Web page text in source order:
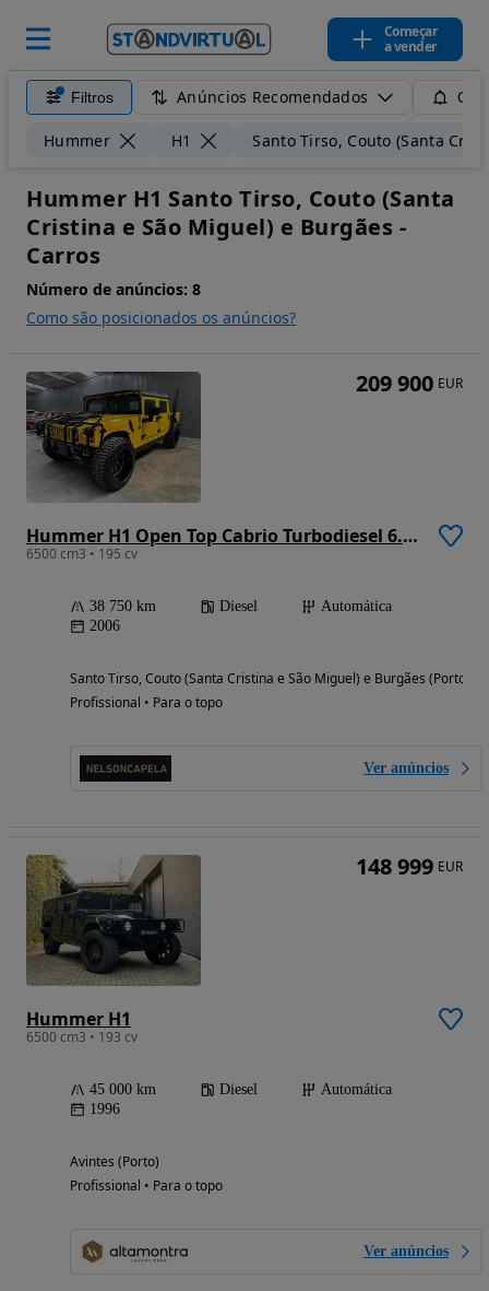
Começar
a vender
Filtros Anúncios Recomendados
Hummer H1 Santo Tirso, Couto (Santa
Hummer H1 Santo Tirso, Couto (Santa
Cristina e São Miguel) e Burgães -
Carros
Número de anúncios: 8
Como são posicionados os anúncios?
Hummer H1 Open Top Cabrio Turbodiesel 6.5 V8 Custom
6500 cm3 • 195 cv
38 750 km Diesel
Automática
2006
Santo Tirso, Couto (Santa Cristina e São Miguel) e Burgães (Porto)
Profissional • Para o topo
Ver anúncios
209 900 EUR
Hummer H1
6500 cm3 • 193 cv
45 000 km Diesel
Automática
1996
Avintes (Porto)
Profissional • Para o topo
Ver anúncios
148 999 EUR